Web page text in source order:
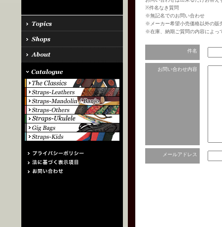
※件名なき質問
※無記名でのお問い合わせ
※メーカー希望小売価格以外の販
※在庫、納期ご質問の内容によっ
件名
お問い合わせ内容
メールアドレス